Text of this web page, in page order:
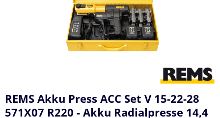
REMS Akku Press ACC Set V 15-22-28
571X07 R220 - Akku Radialpresse 14,4